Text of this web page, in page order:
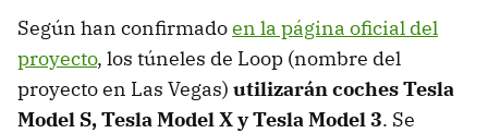
Según han confirmadoen la página oficial del
proyecto, los túneles de Loop (nombre del
proyecto en Las Vegas) utilizarán coches Tesla
Model S, Tesla Model X y Tesla Model 3. Se